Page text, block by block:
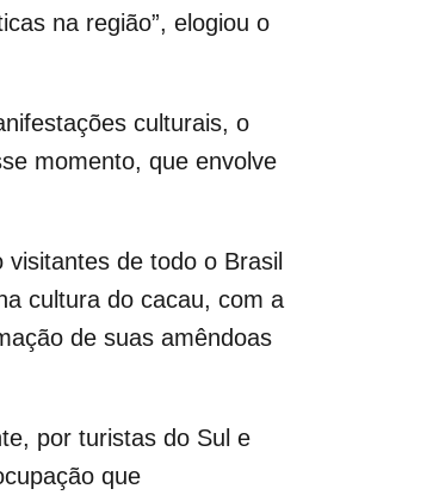
na região”, elogiou o
culturais, o
momento, que envolve
de todo o Brasil
cultura do cacau, com a
de suas amêndoas
por turistas do Sul e
que